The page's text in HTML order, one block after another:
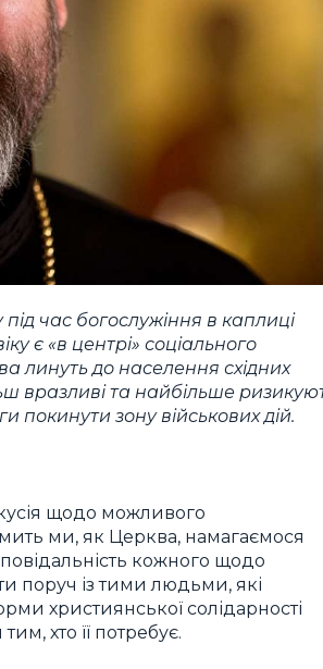
час богослужіння в каплиці
є «в центрі» соціального
линуть до населення східних
вразливі та найбільше
покинути зону військових дій.
щодо можливого
ми, як Церква, намагаємося
кожного щодо
поруч із тими людьми, які
християнської солідарності
хто її потребує.